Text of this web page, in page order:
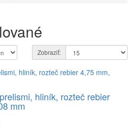
Zobraziť:
hliník, rozteč rebier
mm